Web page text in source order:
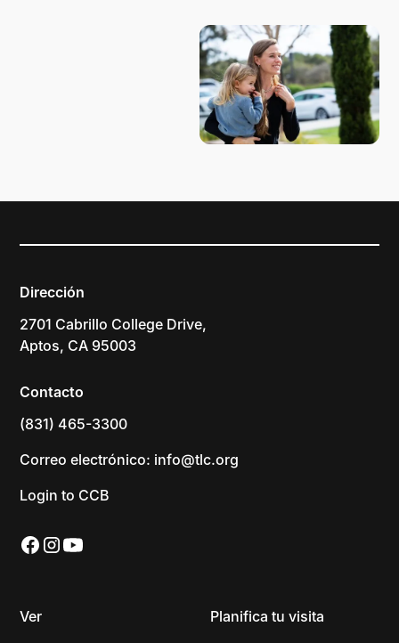
Dirección
2701 Cabrillo College Drive,
Aptos, CA 95003
Contacto
(831) 465-3300
Correo electrónico: info@tlc.org
Login to CCB
Ver
Planifica tu visita